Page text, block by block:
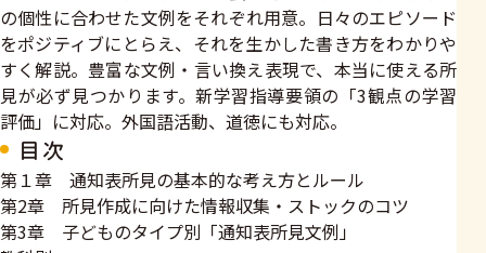
の個性に合わせた文例をそれぞれ用意。日々のエピソード
をポジティブにとらえ、それを生かした書き方をわかりや
すく解説。豊富な文例・言い換え表現で、本当に使える所
見が必ず見つかります。新学習指導要領の「3観点の学習
評価」に対応。外国語活動、道徳にも対応。
目次
第１章 通知表所見の基本的な考え方とルール
第2章 所見作成に向けた情報収集・ストックのコツ
第3章 子どものタイプ別「通知表所見文例」